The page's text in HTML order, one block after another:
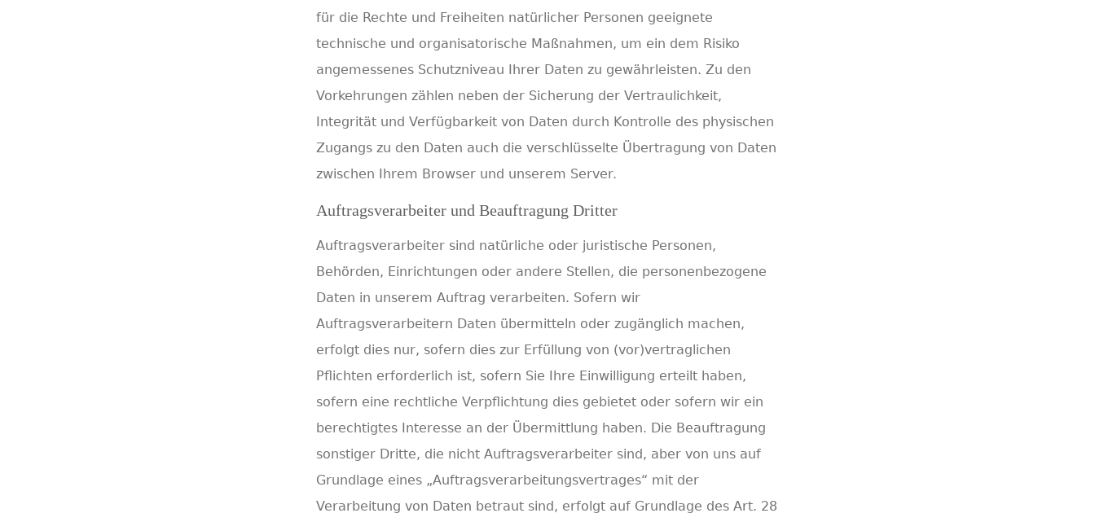
für die Rechte und Freiheiten natürlicher Personen geeignete
technische und organisatorische Maßnahmen, um ein dem Risiko
angemessenes Schutzniveau Ihrer Daten zu gewährleisten. Zu den
Vorkehrungen zählen neben der Sicherung der Vertraulichkeit,
Integrität und Verfügbarkeit von Daten durch Kontrolle des physischen
Zugangs zu den Daten auch die verschlüsselte Übertragung von Daten
zwischen Ihrem Browser und unserem Server.
Auftragsverarbeiter und Beauftragung Dritter
Auftragsverarbeiter sind natürliche oder juristische Personen,
Behörden, Einrichtungen oder andere Stellen, die personenbezogene
Daten in unserem Auftrag verarbeiten. Sofern wir
Auftragsverarbeitern Daten übermitteln oder zugänglich machen,
erfolgt dies nur, sofern dies zur Erfüllung von (vor)vertraglichen
Pflichten erforderlich ist, sofern Sie Ihre Einwilligung erteilt haben,
sofern eine rechtliche Verpflichtung dies gebietet oder sofern wir ein
berechtigtes Interesse an der Übermittlung haben. Die Beauftragung
sonstiger Dritte, die nicht Auftragsverarbeiter sind, aber von uns auf
Grundlage eines „Auftragsverarbeitungsvertrages“ mit der
Verarbeitung von Daten betraut sind, erfolgt auf Grundlage des Art. 28